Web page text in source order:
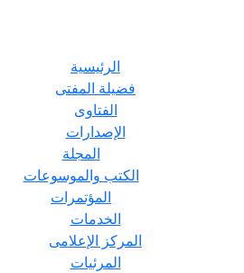
الرئيسية
فضيلة المفتى
الفتاوى
الإصدارات
المجلة
الكتب والموسوعات
المؤتمرات
الخدمات
المركز الإعلامى
المرئيات